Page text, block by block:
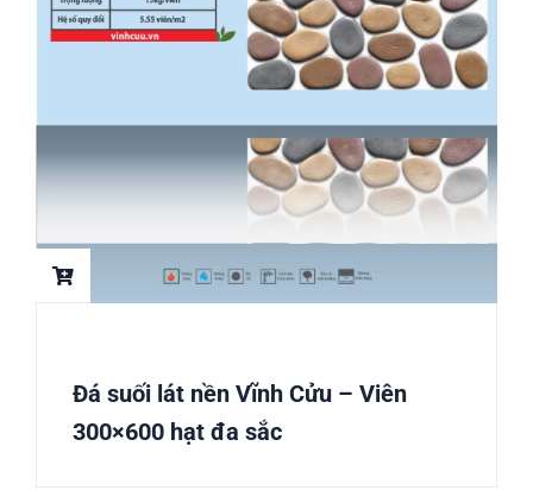
Đá suối lát nền Vĩnh Cửu – Viên
300×600 hạt đa sắc